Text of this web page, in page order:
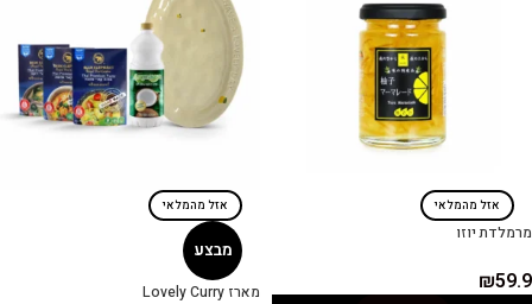
אזל מהמלאי
מרמלדת יוזו
₪59.9
מבצע
אזל מהמלאי
מארז Lovely Curry